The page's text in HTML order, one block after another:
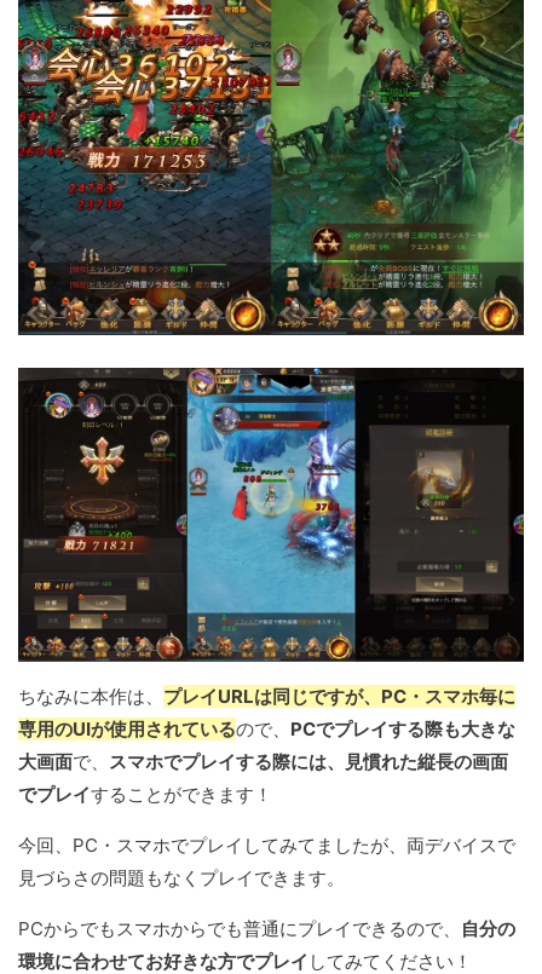
ちなみに本作は、 プレイURLは同じですが、PC・スマホ毎に
専用のUIが使用されているので、 PCでプレイする際も大きな
大画面で、
スマホでプレイする際には、見慣れた縦長の画面
でプレイすることができます！
今回、PC・スマホでプレイしてみてましたが、両デバイスで
見づらさの問題もなくプレイできます。
PCからでもスマホからでも普通にプレイできるので、
自分の
環境に合わせてお好きな方でプレイ してみてください！